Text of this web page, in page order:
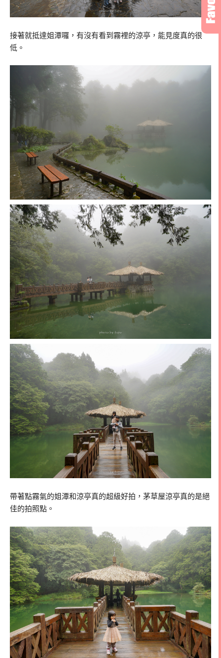
接著就抵達姐潭囉，有沒有看到霧裡的涼亭，能見度真的很
低。
帶著點霧氣的姐潭和涼亭真的超級好拍，茅草屋涼亭真的是絕
佳的拍照點。